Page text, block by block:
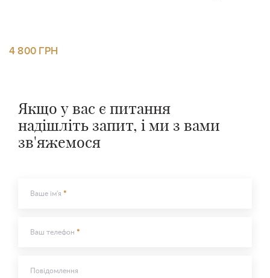
4 800 ГРН
Якщо у вас є питання
надішліть запит, і ми з вами
зв'яжемося
Ваше ім'я
Ваш телефон
Повідомлення